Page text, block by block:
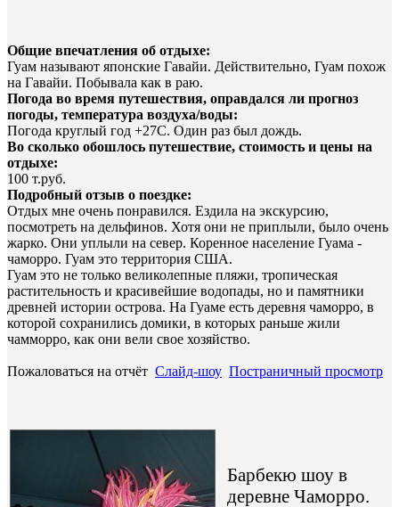
Общие впечатления об отдыхе:
Гуам называют японские Гавайи. Действительно, Гуам похож
на Гавайи. Побывала как в раю.
Погода во время путешествия, оправдался ли прогноз
погоды, температура воздуха/воды:
Погода круглый год +27С. Один раз был дождь.
Во сколько обошлось путешествие, стоимость и цены на
отдыхе:
100 т.руб.
Подробный отзыв о поездке:
Отдых мне очень понравился. Ездила на экскурсию,
посмотреть на дельфинов. Хотя они не приплыли, было очень
жарко. Они уплыли на север. Коренное население Гуама -
чаморро. Гуам это территория США.
Гуам это не только великолепные пляжи, тропическая
растительность и красивейшие водопады, но и памятники
древней истории острова. На Гуаме есть деревня чаморро, в
которой сохранились домики, в которых раньше жили
чамморро, как они вели свое хозяйство.
Пожаловаться на отчёт Слайд-шоу Постраничный просмотр
Барбекю шоу в
деревне Чаморро.